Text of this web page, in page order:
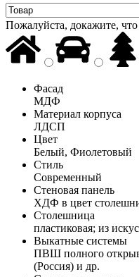
Пожалуйста, докажите,
Фасад
МДФ
Материал корпуса
ЛДСП
Цвет
Белый, Фиолетовый
Стиль
Современный
Стеновая панель
ХДФ в цвет
Столешница
пластиковая; из
Выкатные системы
ПВШ полного
(Россия) и др.